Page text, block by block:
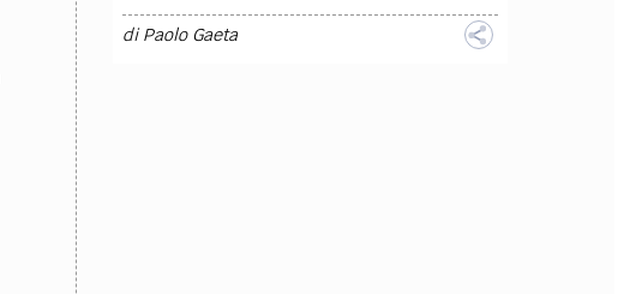
diPaolo Gaeta